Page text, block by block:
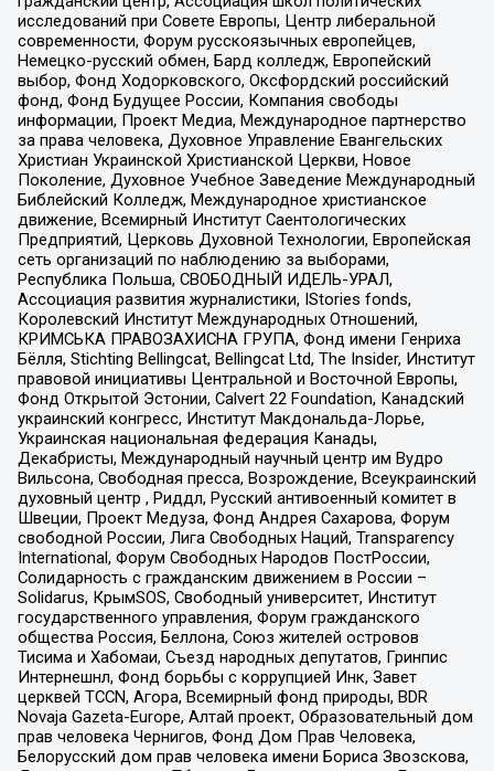
исследований при Совете Европы, Центр либеральной
современности, Форум русскоязычных европейцев,
Немецко-русский обмен, Бард колледж, Европейский
выбор, Фонд Ходорковского, Оксфордский российский
фонд, Фонд Будущее России, Компания свободы
информации, Проект Медиа, Международное партнерство
за права человека, Духовное Управление Евангельских
Христиан Украинской Христианской Церкви, Новое
Поколение, Духовное Учебное Заведение Международный
Библейский Колледж, Международное христианское
движение, Всемирный Институт Саентологических
Предприятий, Церковь Духовной Технологии, Европейская
сеть организаций по наблюдению за выборами,
Республика Польша, СВОБОДНЫЙ ИДЕЛЬ-УРАЛ,
Ассоциация развития журналистики, IStories fonds,
Королевский Институт Международных Отношений,
КРИМСЬКА ПРАВОЗАХИСНА ГРУПА, Фонд имени Генриха
Бёлля, Stichting Bellingcat, Bellingcat Ltd, The Insider, Институт
правовой инициативы Центральной и Восточной Европы,
Фонд Открытой Эстонии, Calvert 22 Foundation, Канадский
украинский конгресс, Институт Макдональда-Лорье,
Украинская национальная федерация Канады,
Декабристы, Международный научный центр им Вудро
Вильсона, Свободная пресса, Возрождение, Всеукраинский
духовный центр , Риддл, Русский антивоенный комитет в
Швеции, Проект Медуза, Фонд Андрея Сахарова, Форум
свободной России, Лига Свободных Наций, Transparеncy
International, Форум Свободных Народов ПостРоссии,
Солидарность с гражданским движением в России –
Solidarus, КрымSOS, Свободный университет, Институт
государственного управления, Форум гражданского
общества Россия, Беллона, Союз жителей островов
Тисима и Хабомаи, Съезд народных депутатов, Гринпис
Интернешнл, Фонд борьбы с коррупцией Инк, Завет
церквей TCCN, Агора, Всемирный фонд природы, BDR
Novaja Gazeta-Europe, Алтай проект, Образовательный дом
прав человека Чернигов, Фонд Дом Прав Человека,
Белорусский дом прав человека имени Бориса Звозскова,